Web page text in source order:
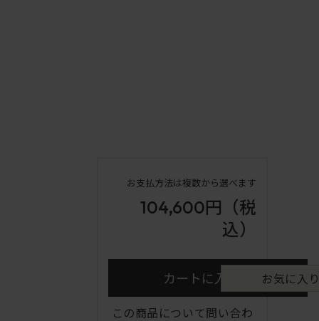
お支払方法は複数から選べます
104,600円 （税
込）
カートに入れる お気に入
この商品について問い合わ